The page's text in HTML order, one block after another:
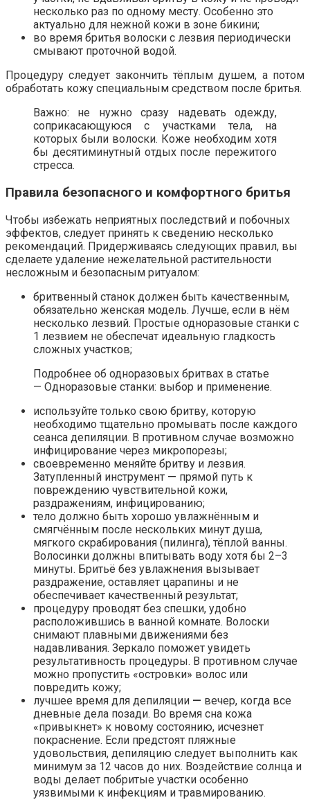
несколько раз по одному месту. Особенно это
актуально для нежной кожи в зоне бикини;
во время бритья волоски с лезвия периодически
смывают проточной водой.
Процедуру следует закончить тёплым душем, а потом
обработать кожу специальным средством после бритья.
Важно: не нужно сразу надевать одежду,
соприкасающуюся с участками тела, на
которых были волоски. Коже необходим хотя
бы десятиминутный отдых после пережитого
стресса.
Правила безопасного и комфортного бритья
Чтобы избежать неприятных последствий и побочных
эффектов, следует принять к сведению несколько
рекомендаций. Придерживаясь следующих правил, вы
сделаете удаление нежелательной растительности
несложным и безопасным ритуалом:
бритвенный станок должен быть качественным,
обязательно женская модель. Лучше, если в нём
несколько лезвий. Простые одноразовые станки с
1 лезвием не обеспечат идеальную гладкость
сложных участков;
Подробнее об одноразовых бритвах в статье
— Одноразовые станки: выбор и применение.
используйте только свою бритву, которую
необходимо тщательно промывать после каждого
сеанса депиляции. В противном случае возможно
инфицирование через микропорезы;
своевременно меняйте бритву и лезвия.
Затупленный инструмент — прямой путь к
повреждению чувствительной кожи,
раздражениям, инфицированию;
тело должно быть хорошо увлажнённым и
смягчённым после нескольких минут душа,
мягкого скрабирования (пилинга), тёплой ванны.
Волосинки должны впитывать воду хотя бы 2–3
минуты. Бритьё без увлажнения вызывает
раздражение, оставляет царапины и не
обеспечивает качественный результат;
процедуру проводят без спешки, удобно
расположившись в ванной комнате. Волоски
снимают плавными движениями без
надавливания. Зеркало поможет увидеть
результативность процедуры. В противном случае
можно пропустить «островки» волос или
повредить кожу;
лучшее время для депиляции — вечер, когда все
дневные дела позади. Во время сна кожа
«привыкнет» к новому состоянию, исчезнет
покраснение. Если предстоят пляжные
удовольствия, депиляцию следует выполнить как
минимум за 12 часов до них. Воздействие солнца и
воды делает побритые участки особенно
уязвимыми к инфекциям и травмированию.